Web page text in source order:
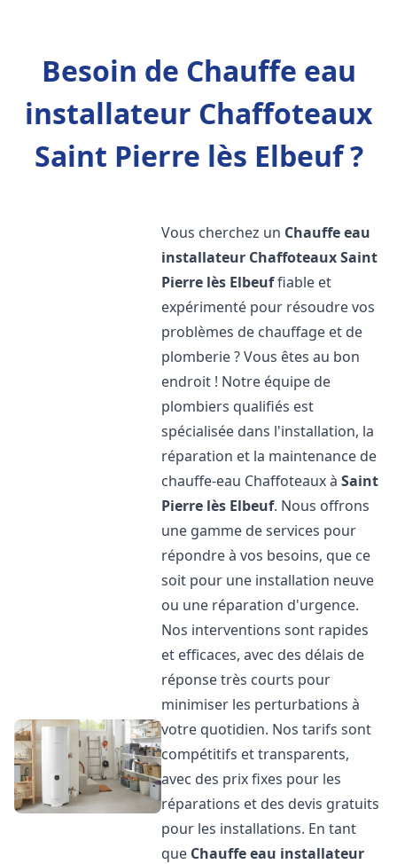
Besoin de Chauffe eau
installateur Chaffoteaux
Saint Pierre lès Elbeuf ?
Vous cherchez un Chauffe eau
installateur ChaffoteauxSaint
Pierre lès Elbeuffiable et
expérimenté pour résoudre vos
problèmes de chauffage et de
plomberie ? Vous êtes au bon
endroit ! Notre équipe de
plombiers qualifiés est
spécialisée dans l'installation, la
réparation et la maintenance de
chauffe-eau Chaffoteaux àSaint
Pierre lès Elbeuf. Nous offrons
une gamme de services pour
répondre à vos besoins, que ce
soit pour une installation neuve
ou une réparation d'urgence.
Nos interventions sont rapides
et efficaces, avec des délais de
réponse très courts pour
minimiser les perturbations à
votre quotidien. Nos tarifs sont
compétitifs et transparents,
avec des prix fixes pour les
réparations et des devis gratuits
pour les installations. En tant
que Chauffe eau installateur